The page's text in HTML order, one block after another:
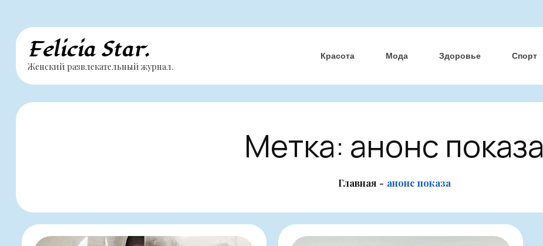
Перейти
содержимому
Felicia Star.
Женский развлекательный журнал.
Красота Мода Здоровье Спорт
Метка: анонс показа
Главная анонс показа